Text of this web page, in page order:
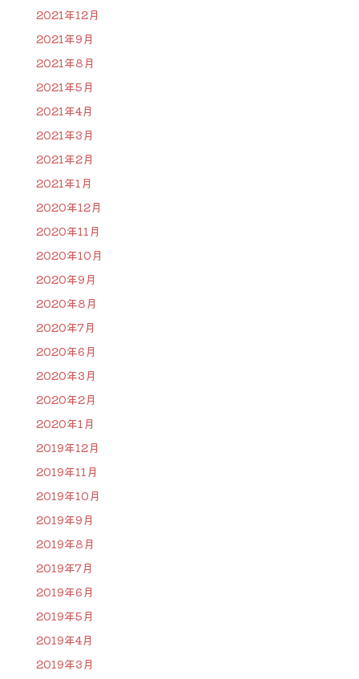
2021年12月
2021年9月
2021年8月
2021年5月
2021年4月
2021年3月
2021年2月
2021年1月
2020年12月
2020年11月
2020年10月
2020年9月
2020年8月
2020年7月
2020年6月
2020年3月
2020年2月
2020年1月
2019年12月
2019年11月
2019年10月
2019年9月
2019年8月
2019年7月
2019年6月
2019年5月
2019年4月
2019年3月